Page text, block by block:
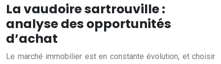
La vaudoire sartrouville :
analyse des opportunités
d’achat
Le marché immobilier est en constante évolution, et choisir